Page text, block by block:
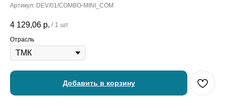
Артикул: DEV/01/COMBO-MINI_COM
4 129,06 р. / 1 шт
Отрасль
Добавить в корзину